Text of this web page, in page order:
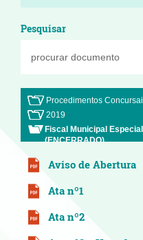
Pesquisar
Procedimentos
2019
Fiscal Municipal
(ENCERRADO)
Aviso de Abertura
Ata nº1
Ata nº2